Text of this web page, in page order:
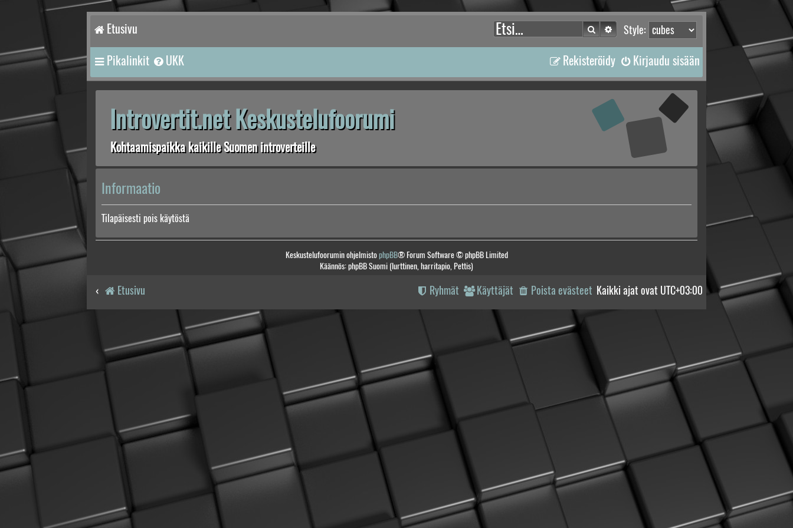
Etusivu Style:
Etsi Tarkennettu haku
Pikalinkit UKK Kirjaudu sisään
Rekisteröidy
Introvertit.net Keskustelufoorumi
Kohtaamispaikka kaikille Suomen introverteille
Informaatio
Tilapäisesti pois käytöstä
Keskustelufoorumin ohjelmistophpBB® Forum Software © phpBB Limited
Käännös: phpBB Suomi (lurttinen, harritapio, Pettis)
Etusivu Kaikki ajat ovat UTC+03:00
Poista evästeet
Käyttäjät
Ryhmät